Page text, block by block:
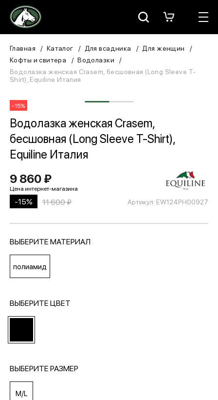
Москва
Для всадника
ЗООТОВАРЫ
Для собаки
Сувениры/Подарки
МЕДИА
ПОКУПАТЕЛЯМ
ОПЛАТА И ДОСТАВКА
Вход в личный кабинет
Главная Каталог Для всадника
Для женщин
Кофты и свитера
Водолазки
Водолазка женская Crasem, бесшовная (Long Sleeve T-
Shirt), Equiline Италия
-15%
Водолазка женская Crasem,
бесшовная (Long Sleeve T-Shirt),
Equiline Италия
Артикул: EW124PH00927
9 860 ₽
-15% 11 600 ₽
ВЫБЕРИТЕ МАТЕРИАЛ
полиамид
ВЫБЕРИТЕ ЦВЕТ
ВЫБЕРИТЕ РАЗМЕР
M/L